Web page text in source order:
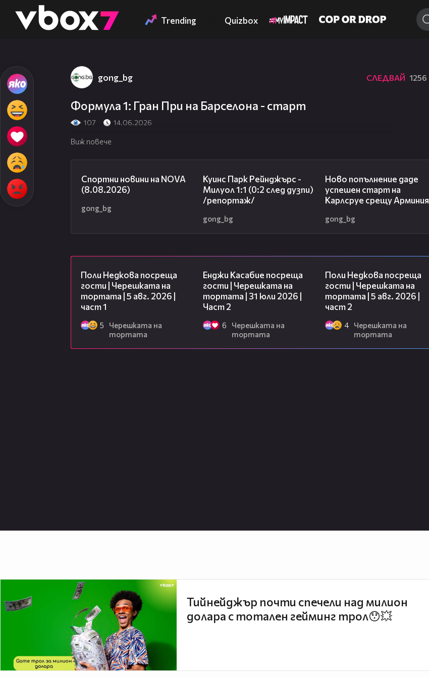
👾 Trending Quizbox
gong_bg СЛЕДВАЙ 1256
Формула 1: Гран При на Барселона - старт
107 14.06.2026
Виж повече
Спортни новини на NOVA
(8.08.2026)
gong_bg
Куинс Парк Рейнджърс -
Милуол 1:1 (0:2 след дузпи)
/репортаж/
gong_bg
Ново попълнение даде
успешен старт на
Карлсруе срещу Арминия
gong_bg
Поли Недкова посреща
гости | Черешката на
тортата | 5 авг. 2026 |
част 1
5
Черешката на
тортата
Енджи Касабие посреща
гости | Черешката на
тортата | 31 юли 2026 |
Част 2
6
Черешката на
тортата
Поли Недкова посреща
гости | Черешката на
тортата | 5 авг. 2026 |
част 2
4
Черешката на
тортата
Тийнейджър почти спечели над милион
долара с тотален гейминг трол😯💥